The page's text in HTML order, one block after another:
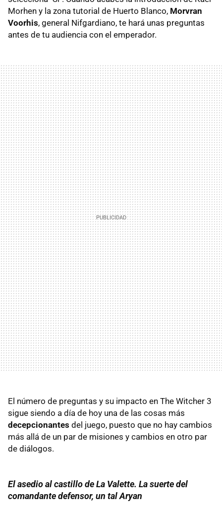
Morhen y la zona tutorial de Huerto Blanco, Morvran
Voorhis, general Nifgardiano, te hará unas preguntas
antes de tu audiencia con el emperador.
El número de preguntas y su impacto en The Witcher 3
sigue siendo a día de hoy una de las cosas más
decepcionantes del juego, puesto que no hay cambios
más allá de un par de misiones y cambios en otro par
de diálogos.
El asedio al castillo de La Valette. La suerte del
comandante defensor, un tal Aryan